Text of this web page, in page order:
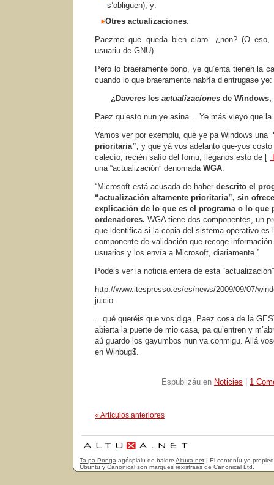
s’obliguen), y:
Otres actualizaciones.
Paezme que queda bien claro. ¿non? (O
usuariu de GNU)
Pero lo braeramente bono, ye qu’entá tienen la
cuando lo que braeramente habría d’entrugase ye:
¿Daveres les actualizaciones de
Paez qu’esto nun ye asina… Ye más vieyo que la
Vamos ver por exemplu, qué ye pa Windows una
prioritaria”, y que yá vos adelanto que-yos
calecío, recién salío del fornu, lléganos esto de [
una “actualización” denomada WGA.
“Microsoft está acusada de haber descrito el
“actualización altamente prioritaria”, sin
explicación de lo que es el programa o lo que
ordenadores. WGA tiene dos componentes, un
que identifica si la copia del sistema operativo es
componente de validación que recoge
usuarios y los envía a Microsoft, diariamente.”
Podéis ver la noticia entera de esta
http://www.itespresso.es/es/news/2009/09/07/
juicio
…qué queréis que vos diga. Paez cosa de la
abierta la puerte de mio casa, pa qu’entren y
aú guardo los gayumbos nun va conmigu. Allá
en Winbug$.
Espublizáu en Noticies 1
« Artículos anteriores
Ta pa Ponga agóspialu de baldre Altuxa.net | El conteníu ye
Ubuntu y Canonical son marques rexistraes de Canonical Ltd.